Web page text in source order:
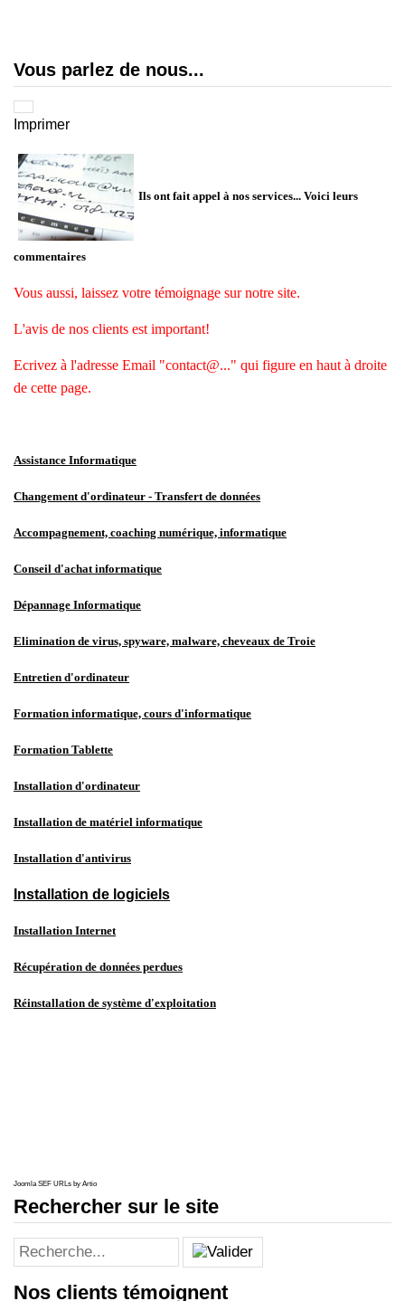
Vous parlez de nous...
Imprimer
Ils ont fait appel à nos services... Voici leurs
commentaires
Vous aussi, laissez votre témoignage sur notre site.
L'avis de nos clients est important!
Ecrivez à l'adresse Email "contact@..." qui figure en haut à droite
de cette page.
Assistance Informatique
Changement d'ordinateur - Transfert de données
Accompagnement, coaching numérique, informatique
Conseil d'achat informatique
Dépannage Informatique
Elimination de virus, spyware, malware, cheveaux de Troie
Entretien d'ordinateur
Formation informatique, cours d'informatique
Formation Tablette
Installation d'ordinateur
Installation de matériel informatique
Installation d'antivirus
Installation de logiciels
Installation Internet
Récupération de données perdues
Réinstallation de système d'exploitation
Joomla SEF URLs by Artio
Rechercher sur le site
Nos clients témoignent